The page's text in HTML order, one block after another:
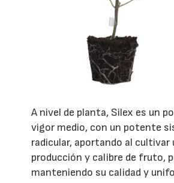
A nivel de planta, Silex es un
vigor medio, con un potente
radicular, aportando al cultivar
producción y calibre de fruto,
manteniendo su calidad y